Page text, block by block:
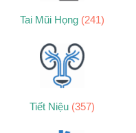
Tai Mũi Họng (241)
Tiết Niệu (357)